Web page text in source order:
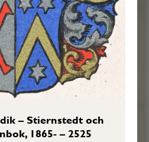
– Stiernstedt och
1865- – 2525